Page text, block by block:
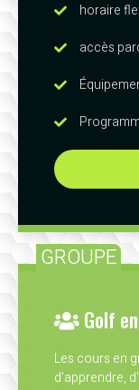
horaire
accès
GROUPE
Golf
Les cours en
d’apprendre,